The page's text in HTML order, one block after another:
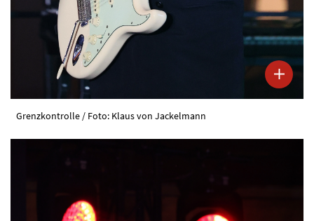
Grenzkontrolle / Foto: Klaus von Jackelmann